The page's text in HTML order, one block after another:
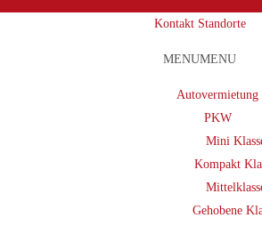
Kontakt Standorte
MENUMENU
Autovermietung
PKW
Mini
Kompakt
Gehobene